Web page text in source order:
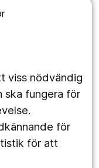
viss nödvändig
ska fungera för
för
för att